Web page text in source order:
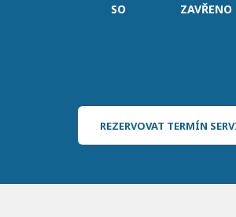
SO
ZAVŘENO
REZERVOVAT TERMÍN